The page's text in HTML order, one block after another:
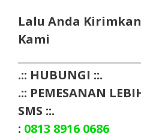
Lalu Anda Kirimkan
Kami
.:: HUBUNGI ::.
.:: PEMESANAN
SMS ::.
: 0813 8916 0686